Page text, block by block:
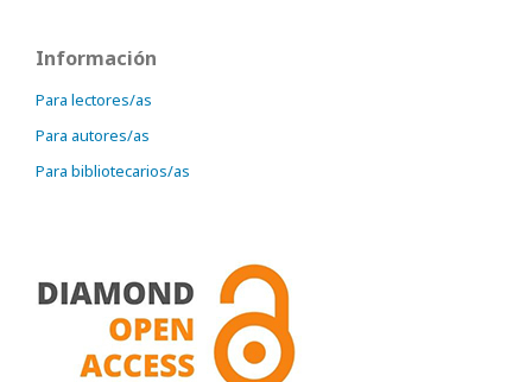
Información
Para lectores/as
Para autores/as
Para bibliotecarios/as